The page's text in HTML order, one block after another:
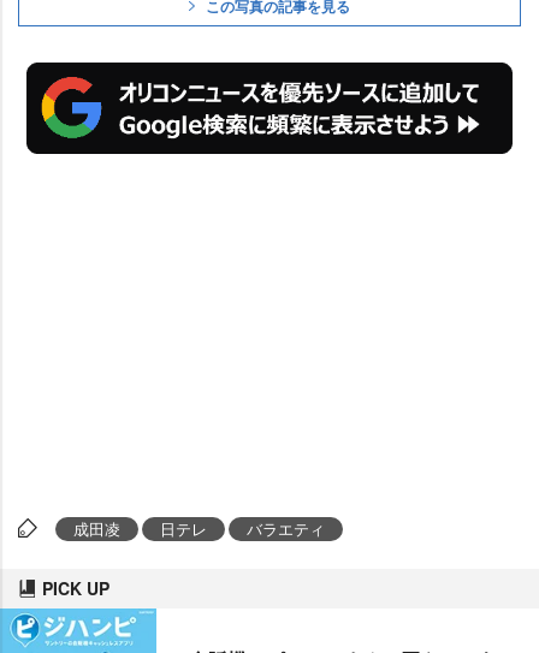
この写真の記事を見る
成田凌 日テレ バラエティ
PICK UP